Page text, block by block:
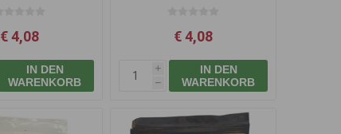
€ 4,08
IN DEN
WARENKORB
€ 4,08
i
h
IN DEN
WARENKORB